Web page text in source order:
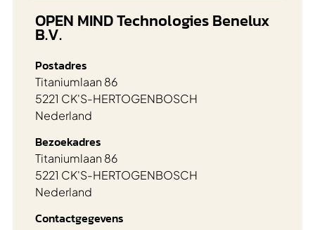
OPEN MIND Technologies Benelux
B.V.
Postadres
Titaniumlaan 86
5221 CK'S-HERTOGENBOSCH
Nederland
Bezoekadres
Titaniumlaan 86
5221 CK'S-HERTOGENBOSCH
Nederland
Contactgegevens